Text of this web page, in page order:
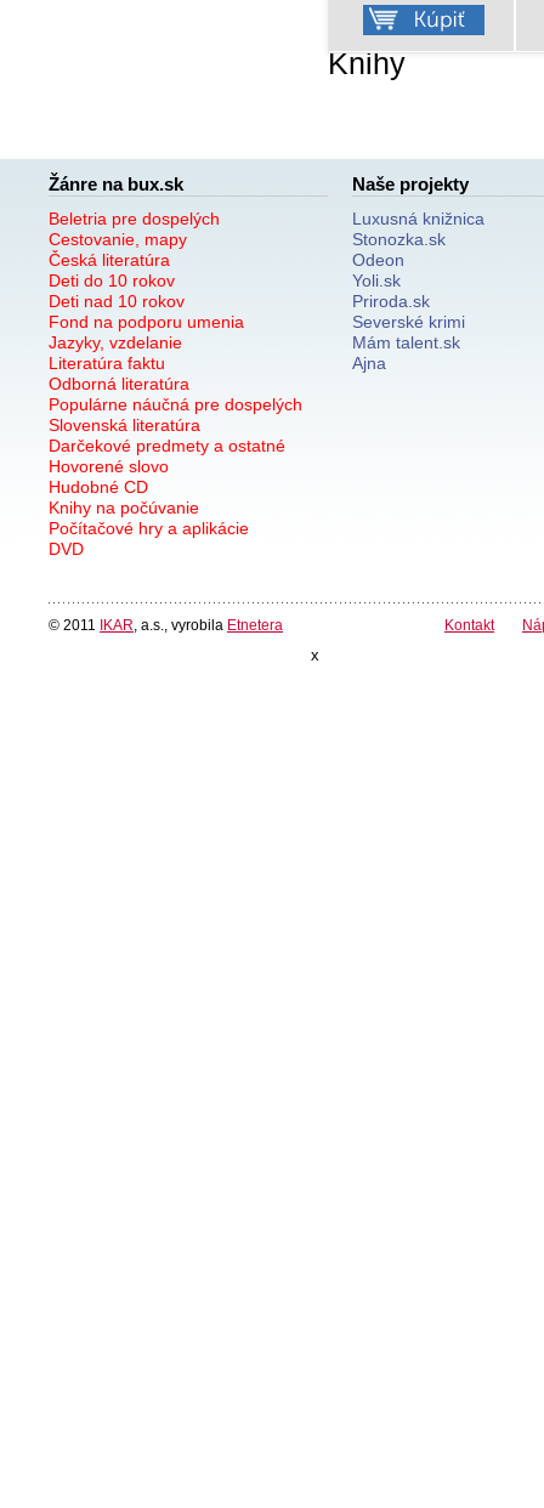
Knihy
Žánre na bux.sk
Beletria pre dospelých
Cestovanie, mapy
Česká literatúra
Deti do 10 rokov
Deti nad 10 rokov
Fond na podporu umenia
Jazyky, vzdelanie
Literatúra faktu
Odborná literatúra
Populárne náučná pre dospelých
Slovenská literatúra
Darčekové predmety a ostatné
Hovorené slovo
Hudobné CD
Knihy na počúvanie
Počítačové hry a aplikácie
DVD
Naše projekty
Luxusná knižnica
Stonozka.sk
Odeon
Yoli.sk
Priroda.sk
Severské krimi
Mám talent.sk
Ajna
© 2011 IKAR , a.s., vyrobila Etnetera Kontakt
x